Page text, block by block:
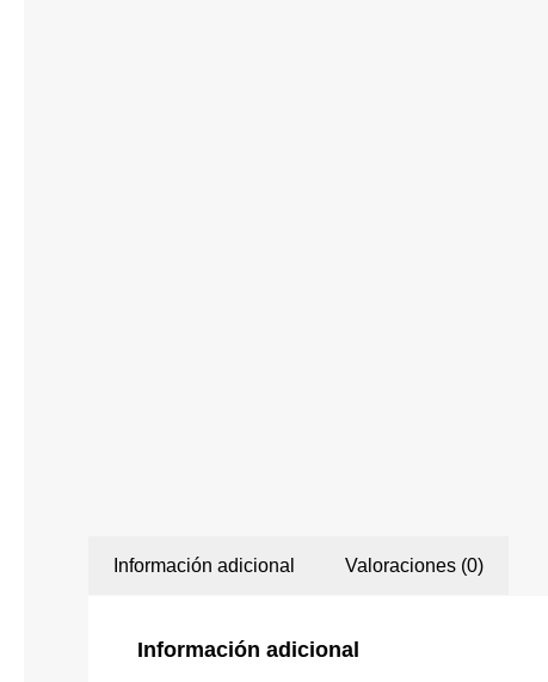
Información adicional Valoraciones (0)
Información adicional